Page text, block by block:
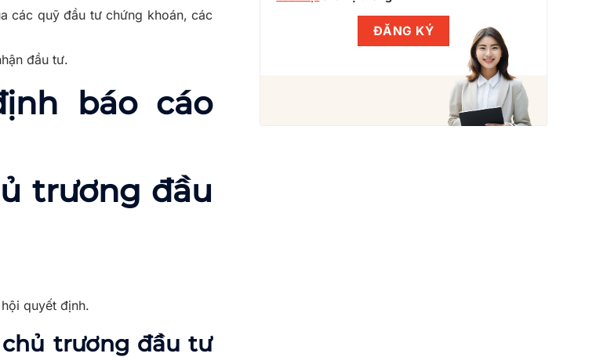
các quỹ đầu tư chứng khoán, các
đầu tư.
báo cáo
trương đầu
quyết định.
trương đầu tư